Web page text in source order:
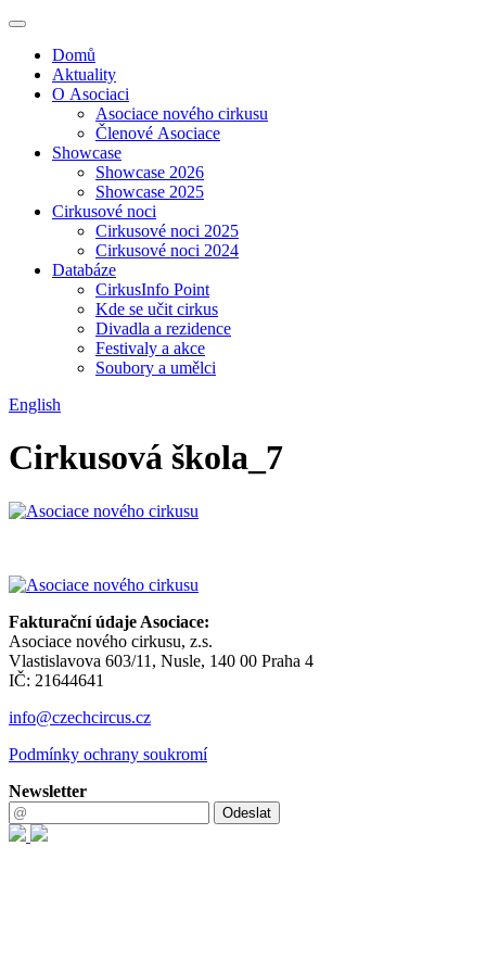
Domů
Aktuality
O Asociaci
Asociace nového cirkusu
Členové Asociace
Showcase
Showcase 2026
Showcase 2025
Cirkusové noci
Cirkusové noci 2025
Cirkusové noci 2024
Databáze
CirkusInfo Point
Kde se učit cirkus
Divadla a rezidence
Festivaly a akce
Soubory a umělci
English
Cirkusová škola_7
Fakturační údaje Asociace:
Asociace nového cirkusu, z.s.
Vlastislavova 603/11, Nusle, 140 00 Praha 4
IČ: 21644641
info@czechcircus.cz
Podmínky ochrany soukromí
Newsletter
Odeslat